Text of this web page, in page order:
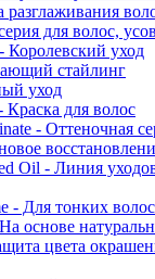
для волос,
Королевский уход
стайлинг
уход
для волос
- Оттеночная
Oil - Линия
- Для тонких волос
основе
цвета